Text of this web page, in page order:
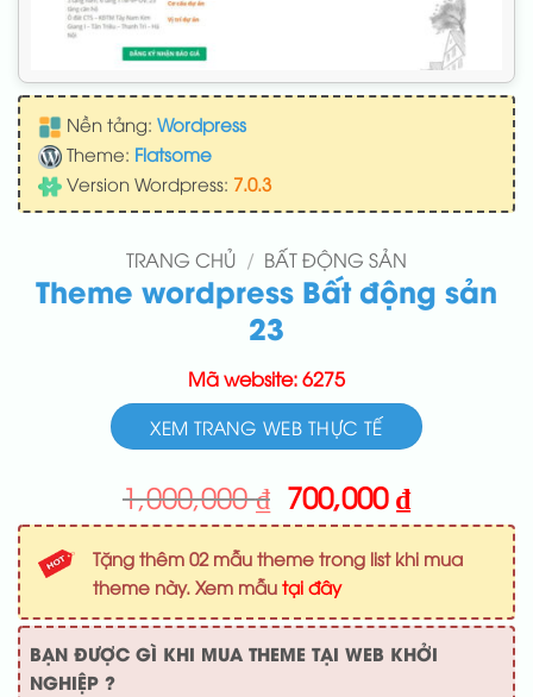
Nền tảng: Wordpress
Theme: Flatsome
Version Wordpress: 7.0.3
TRANG CHỦ / BẤT ĐỘNG SẢN
Theme wordpress Bất động sản
23
Mã website: 6275
XEM TRANG WEB THỰC TẾ
1,000,000₫ Giá
gốc
là:
1,000,000 ₫.
700,000₫Giá
hiện
tại
700,000
Tặng thêm 02 mẫu theme trong list khi mua
theme này. Xem mẫu tại đây
BẠN ĐƯỢC GÌ KHI MUA THEME TẠI WEB KHỞI
NGHIỆP ?